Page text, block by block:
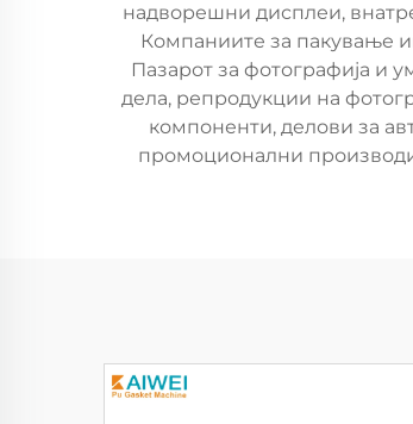
надворешни дисплеи,
Компаниите за пакување
Пазарот за фотографија и
дела, репродукции на
компоненти, делови за
промоционални